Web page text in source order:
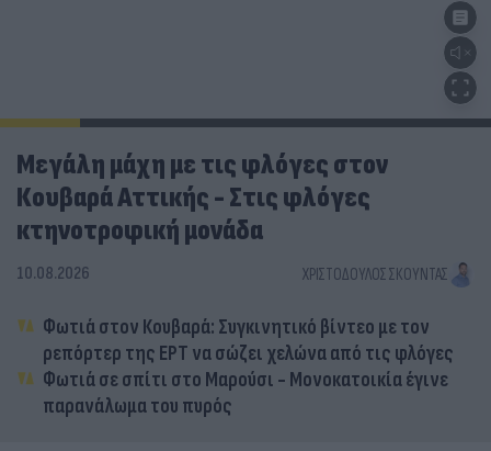
Μεγάλη μάχη με τις φλόγες στον
Κουβαρά Αττικής - Στις φλόγες
κτηνοτροφική μονάδα
10.08.2026 ΧΡΙΣΤΌΔΟΥΛΟΣ ΣΚΟΎΝΤΑΣ
Φωτιά στον Κουβαρά: Συγκινητικό βίντεο με τον
ρεπόρτερ της ΕΡΤ να σώζει χελώνα από τις φλόγες
Φωτιά σε σπίτι στο Μαρούσι - Μονοκατοικία έγινε
παρανάλωμα του πυρός